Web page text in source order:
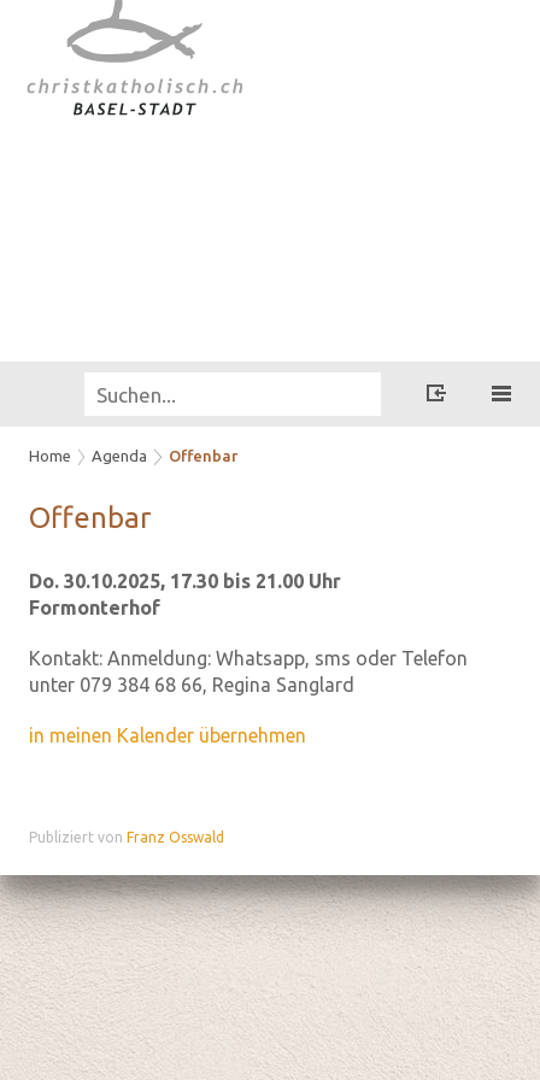
Home Agenda Offenbar
Of­fen­bar
Do. 30.10.2025, 17.30 bis 21.00 Uhr
Formonterhof
Kontakt: Anmeldung: Whatsapp, sms oder Telefon
unter 079 384 68 66, Regina Sanglard
in meinen Kalender übernehmen
Publiziert von Franz Osswald